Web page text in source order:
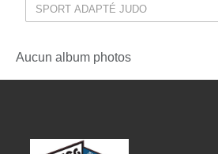
Aucun album photos